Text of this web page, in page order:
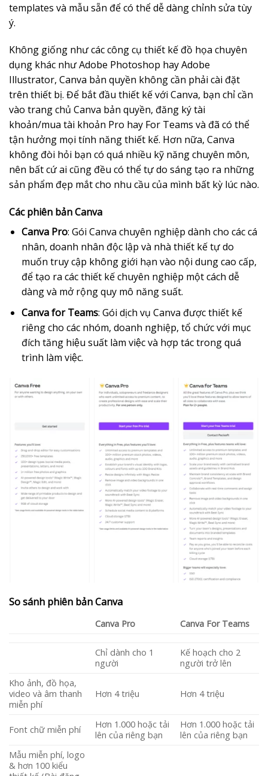
templates và mẫu sẵn để có thể dễ dàng chỉnh sửa tùy
ý.
Không giống như các công cụ thiết kế đồ họa chuyên
dụng khác như Adobe Photoshop hay Adobe
Illustrator, Canva bản quyền không cần phải cài đặt
trên thiết bị. Để bắt đầu thiết kế với Canva, bạn chỉ cần
vào trang chủ Canva bản quyền, đăng ký tài
khoản/mua tài khoản Pro hay For Teams và đã có thể
tận hưởng mọi tính năng thiết kế. Hơn nữa, Canva
không đòi hỏi bạn có quá nhiều kỹ năng chuyên môn,
nên bất cứ ai cũng đều có thể tự do sáng tạo ra những
sản phẩm đẹp mắt cho nhu cầu của mình bất kỳ lúc nào.
Các phiên bản Canva
Canva Pro: Gói Canva chuyên nghiệp dành cho các cá
nhân, doanh nhân độc lập và nhà thiết kế tự do
muốn truy cập không giới hạn vào nội dung cao cấp,
để tạo ra các thiết kế chuyên nghiệp một cách dễ
dàng và mở rộng quy mô năng suất.
Canva for Teams: Gói dịch vụ Canva được thiết kế
riêng cho các nhóm, doanh nghiệp, tổ chức với mục
đích tăng hiệu suất làm việc và hợp tác trong quá
trình làm việc.
So sánh phiên bản Canva
Canva Pro Canva For Teams
Chỉ dành cho 1
người
Kế hoạch cho 2
người trở lên
Kho ảnh, đồ họa,
video và âm thanh
miễn phí
Hơn 4 triệu Hơn 4 triệu
Font chữ miễn phí
Hơn 1.000 hoặc tải
lên của riêng bạn
Hơn 1.000 hoặc tải
lên của riêng bạn
Mẫu miễn phí, logo
& hơn 100 kiểu